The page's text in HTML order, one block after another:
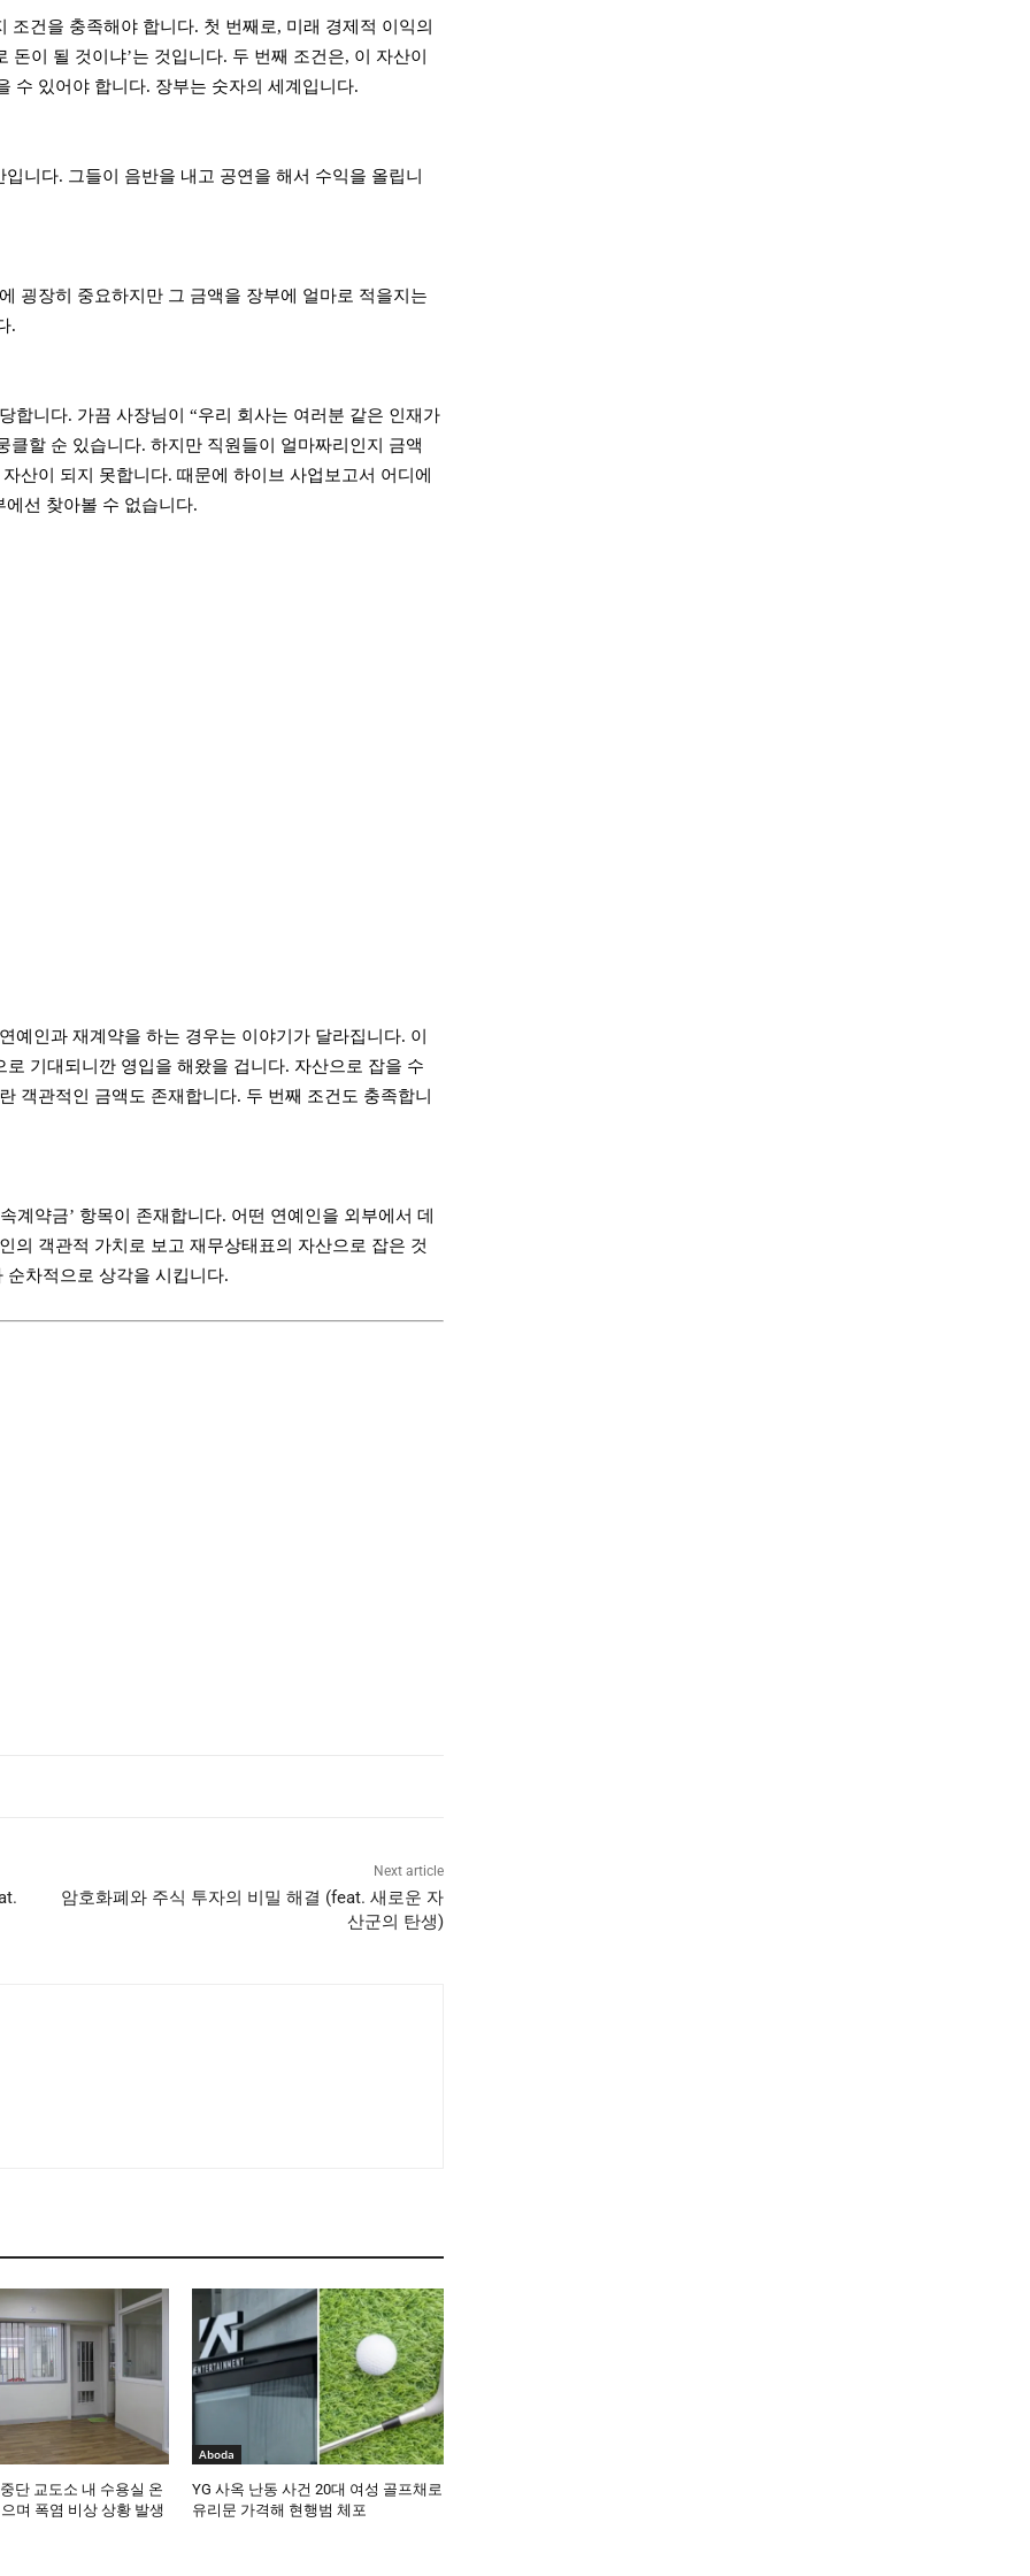
건을 충족해야 합니다. 첫 번째로, 미래 경제적 이익의
이 될 것이냐’는 것입니다. 두 번째 조건은, 이 자산이
수 있어야 합니다. 장부는 숫자의 세계입니다.
니다. 그들이 음반을 내고 공연을 해서 수익을 올립니
굉장히 중요하지만 그 금액을 장부에 얼마로 적을지는
.
합니다. 가끔 사장님이 “우리 회사는 여러분 같은 인재가
할 순 있습니다. 하지만 직원들이 얼마짜리인지 금액
산이 되지 못합니다. 때문에 하이브 사업보고서 어디에
에선 찾아볼 수 없습니다.
예인과 재계약을 하는 경우는 이야기가 달라집니다. 이
기대되니깐 영입을 해왔을 겁니다. 자산으로 잡을 수
객관적인 금액도 존재합니다. 두 번째 조건도 충족합니
계약금’ 항목이 존재합니다. 어떤 연예인을 외부에서 데
의 객관적 가치로 보고 재무상태표의 자산으로 잡은 것
차적으로 상각을 시킵니다.
Next article
암호화폐와 주식 투자의 비밀 해결 (feat. 새로운 자
산군의 탄생)
단 교도소 내 수용실 온
며 폭염 비상 상황 발생
Aboda
YG 사옥 난동 사건 20대 여성 골프채로
유리문 가격해 현행범 체포